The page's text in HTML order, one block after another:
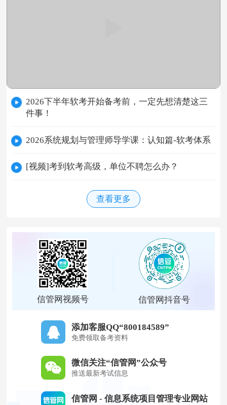
2026下半年软考开始备考前，一定先想清楚这三
件事！
2026系统规划与管理师导学课：认知篇-软考体系
[视频]考到软考高级，单位不聘怎么办？
查看更多
信管网视频号 信管网抖音号
添加客服QQ“800184589”
免费领取备考资料
微信关注“信管网”公众号
推送最新考试信息
信管网 - 信息系统项目管理专业网站